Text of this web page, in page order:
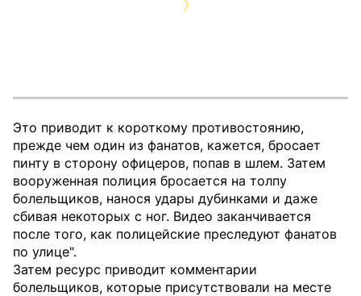
Это приводит к короткому противостоянию,
прежде чем один из фанатов, кажется, бросает
пинту в сторону офицеров, попав в шлем. Затем
вооруженная полиция бросается на толпу
болельщиков, нанося удары дубинками и даже
сбивая некоторых с ног. Видео заканчивается
после того, как полицейские преследуют фанатов
по улице".
Затем ресурс приводит комментарии
болельщиков, которые присутствовали на месте